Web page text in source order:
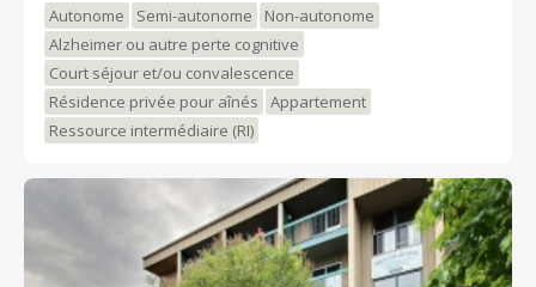
Autonome Semi-autonome
Non-autonome
Alzheimer ou autre perte cognitive
Court séjour et/ou convalescence
Résidence privée pour aînés
Appartement
Ressource intermédiaire (RI)